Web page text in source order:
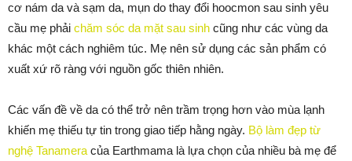
cơ nám da và sạm da, mụn do thay đổi hoocmon sau sinh yêu
cầu mẹ phải chăm sóc da mặt sau sinh cũng như các vùng da
khác một cách nghiêm túc. Mẹ nên sử dụng các sản phẩm có
xuất xứ rõ ràng với nguồn gốc thiên nhiên.
Các vấn đề về da có thể trở nên trầm trọng hơn vào mùa lạnh
khiến mẹ thiếu tự tin trong giao tiếp hằng ngày. Bộ làm đẹp từ
nghệ Tanamera của Earthmama là lựa chọn của nhiều bà mẹ để